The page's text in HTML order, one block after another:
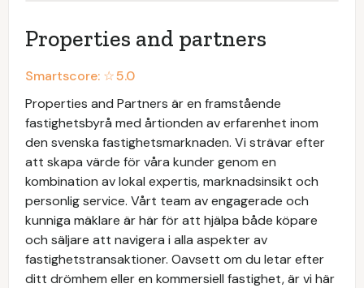
Properties and partners
Smartscore: ☆5.0
Properties and Partners är en framstående
fastighetsbyrå med årtionden av erfarenhet inom
den svenska fastighetsmarknaden. Vi strävar efter
att skapa värde för våra kunder genom en
kombination av lokal expertis, marknadsinsikt och
personlig service. Vårt team av engagerade och
kunniga mäklare är här för att hjälpa både köpare
och säljare att navigera i alla aspekter av
fastighetstransaktioner. Oavsett om du letar efter
ditt drömhem eller en kommersiell fastighet, är vi här